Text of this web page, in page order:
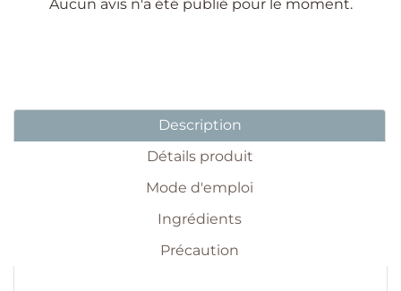
Aucun avis n'a été publié pour le moment.
Description
Détails produit
Mode d'emploi
Ingrédients
Précaution